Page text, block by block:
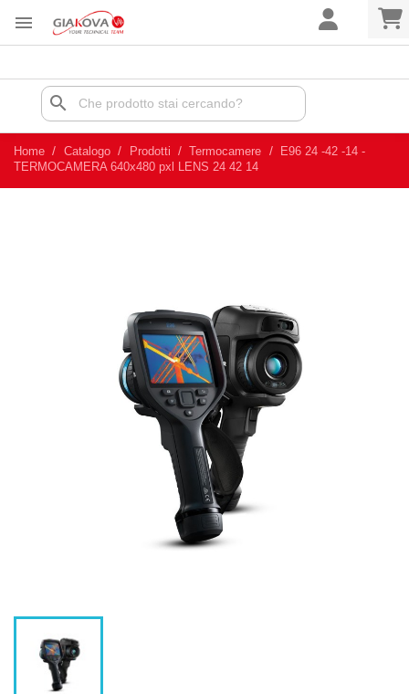

search
Home Catalogo Prodotti Termocamere
E96 24 -42 -14 -
TERMOCAMERA 640x480 pxl LENS 24 42 14